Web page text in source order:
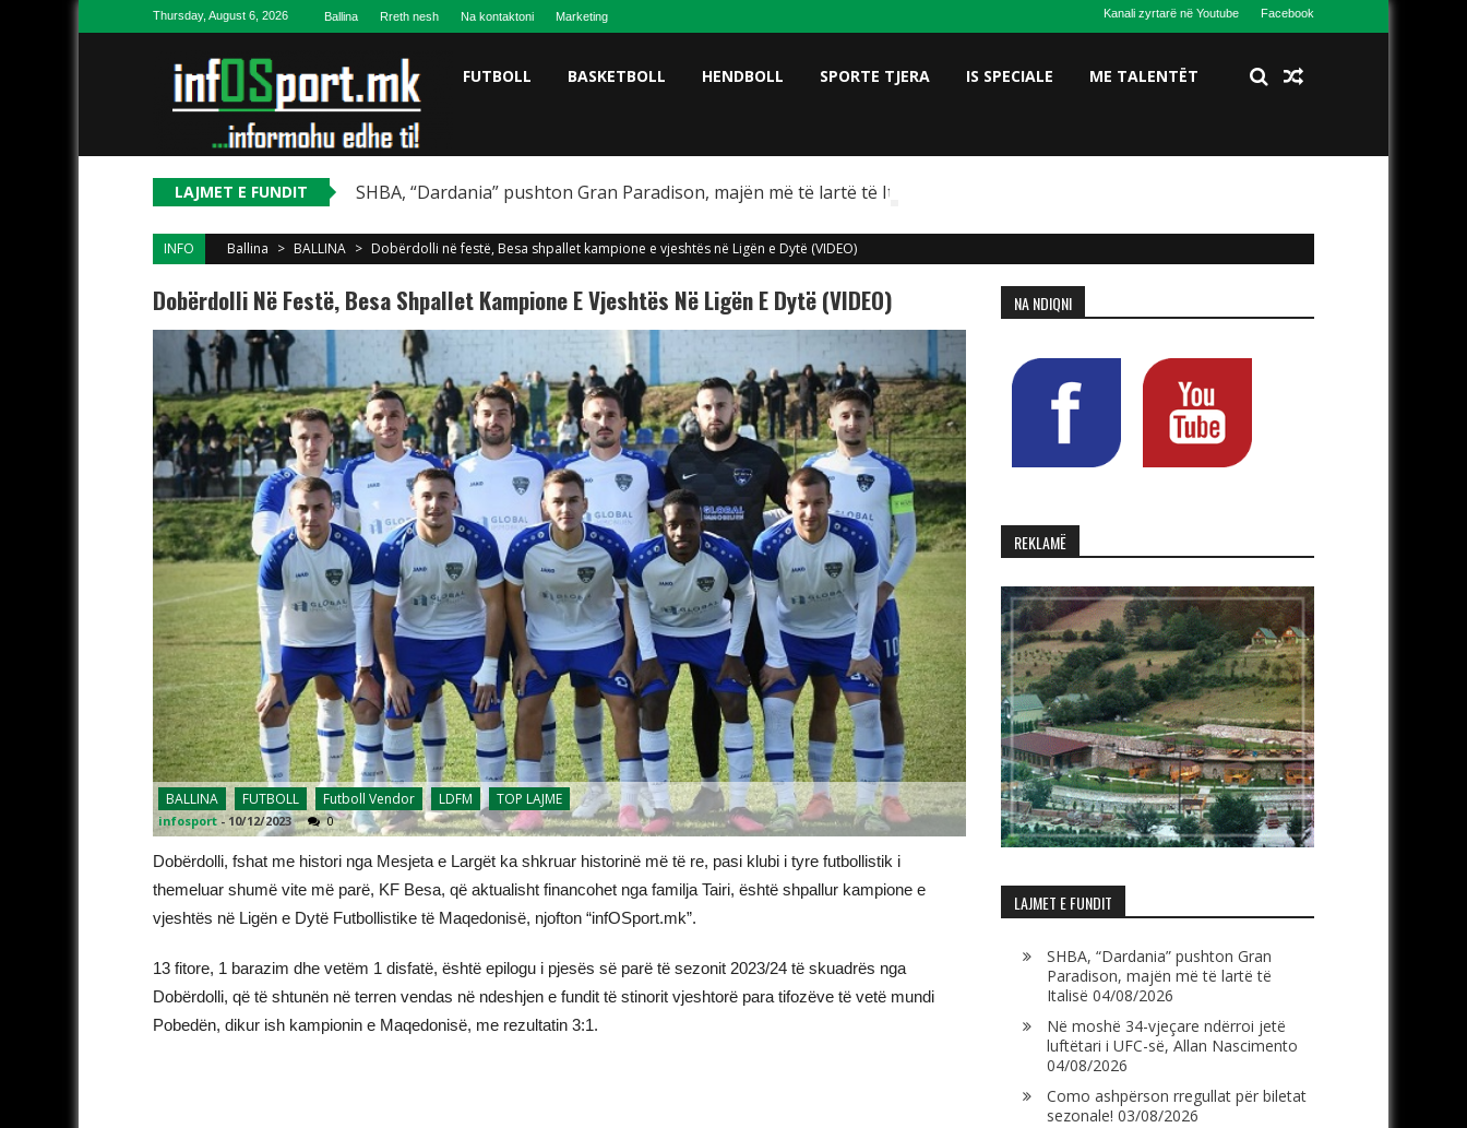
Skip to contentThursday, August 6, 2026 Ballina Rreth nesh Na kontaktoni Marketing Kanali zyrtarë në Youtube Facebook
FUTBOLL BASKETBOLL HENDBOLL SPORTE TJERA IS SPECIALE ME TALENTËT
LAJMET E FUNDIT SHBA, “Dardania” pushton Gran Paradison, majën më të lartë të Italisë
INFO Ballina > BALLINA > Dobërdolli në festë, Besa shpallet kampione e vjeshtës në Ligën e Dytë (VIDEO)
Dobërdolli Në Festë, Besa Shpallet Kampione E Vjeshtës Në Ligën E Dytë (VIDEO)
BALLINA FUTBOLL Futboll Vendor LDFM TOP LAJME
infosport -10/12/2023 0
Dobërdolli, fshat me histori nga Mesjeta e Largët ka shkruar historinë më të re, pasi klubi i tyre futbollistik i
themeluar shumë vite më parë, KF Besa, që aktualisht financohet nga familja Tairi, është shpallur kampione e
vjeshtës në Ligën e Dytë Futbollistike të Maqedonisë, njofton “infOSport.mk”.
13 fitore, 1 barazim dhe vetëm 1 disfatë, është epilogu i pjesës së parë të sezonit 2023/24 të skuadrës nga
Dobërdolli, që të shtunën në terren vendas në ndeshjen e fundit të stinorit vjeshtorë para tifozëve të vetë mundi
Pobedën, dikur ish kampionin e Maqedonisë, me rezultatin 3:1.
NA NDIQNI
REKLAMË
LAJMET E FUNDIT
SHBA, “Dardania” pushton Gran
Paradison, majën më të lartë të
Italisë 04/08/2026
Në moshë 34-vjeçare ndërroi jetë
luftëtari i UFC-së, Allan Nascimento
04/08/2026
Como ashpërson rregullat për biletat
sezonale! 03/08/2026